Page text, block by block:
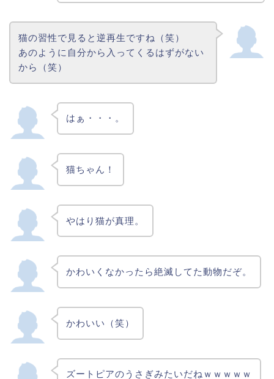
猫の習性で見ると逆再生ですね（笑）
あのように自分から入ってくるはずがない
から（笑）
はぁ・・・。
猫ちゃん！
やはり猫が真理。
かわいくなかったら絶滅してた動物だぞ。
かわいい（笑）
ズートピアのうさぎみたいだねｗｗｗｗｗ